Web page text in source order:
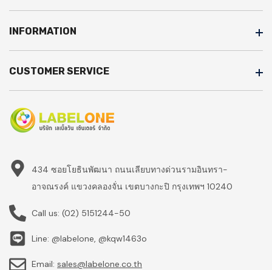
INFORMATION
CUSTOMER SERVICE
434 ซอยโยธินพัฒนา ถนนเลียบทางด่วนรามอินทรา-
อาจณรงค์ แขวงคลองจั่น เขตบางกะปิ กรุงเทพฯ 10240
Call us: (02) 5151244-50
Line: @labelone, @kqw1463o
Email: sales@labelone.co.th